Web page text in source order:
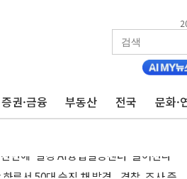
증권·금융 부동산 전국 문화·
질식사고 발생…작업자 1명 숨져
하류서 50대 숨진 채 발견...경찰, 조사 중